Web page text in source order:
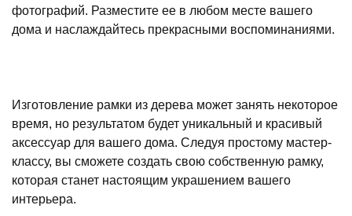
фотографий. Разместите ее в любом месте вашего
дома и наслаждайтесь прекрасными воспоминаниями.
Изготовление рамки из дерева может занять некоторое
время, но результатом будет уникальный и красивый
аксессуар для вашего дома. Следуя простому мастер-
классу, вы сможете создать свою собственную рамку,
которая станет настоящим украшением вашего
интерьера.